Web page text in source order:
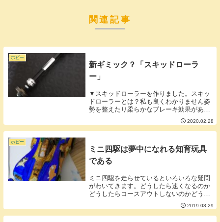
関連記事
ホビー
新ギミック？「スキッドローラ
ー」
▼スキッドローラーを作りました。スキッ
ドローラーとは？私も良くわかりません姿
勢を整えたり柔らかなブレーキ効果がある
のだと思います。使ったことがないので何
とも言えませんが。登りスロープも着地時
もブレーキが効いてしまうとタイムロスや
2020.02.28
ホビー
ミニ四駆は夢中になれる知育玩具
である
ミニ四駆を走らせているといろいろな疑問
がわいてきます。どうしたら速くなるのか
どうしたらコースアウトしないのかどうし
たらカーブをうまく曲がれるかどうしたら
坂をうまく越せるかそういうことを考えな
がらミニ四駆をいじっていくことで発想
2019.08.29